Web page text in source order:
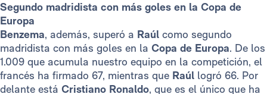
Segundo madridista con más goles en la Copa de
Europa
Benzema, además, superó a Raúl como segundo
madridista con más goles en la Copa de Europa. De los
1.009 que acumula nuestro equipo en la competición, el
francés ha firmado 67, mientras que Raúl logró 66. Por
delante está Cristiano Ronaldo, que es el único que ha